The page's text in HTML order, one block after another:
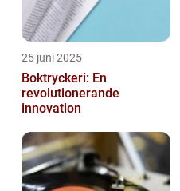
25 juni 2025
Boktryckeri: En
revolutionerande
innovation